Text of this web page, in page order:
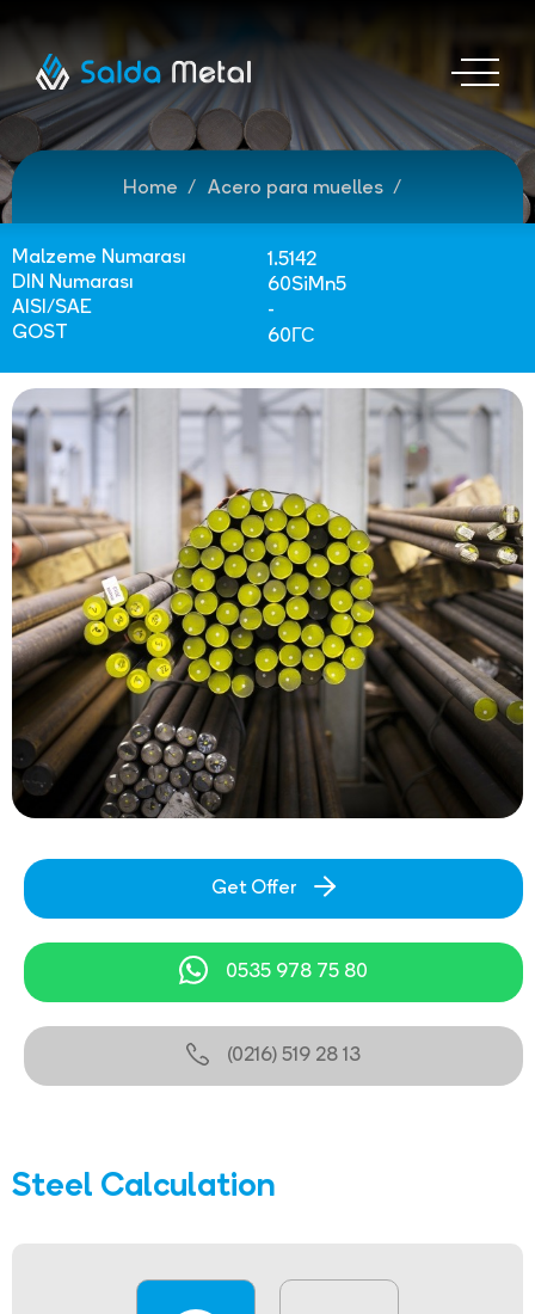
Home Acero para muelles
Malzeme Numarası
1.5142
DIN Numarası
60SiMn5
AISI/SAE
-
GOST
60ГС
Get Offer
0535 978 75 80
(0216) 519 28 13
Steel Calculation